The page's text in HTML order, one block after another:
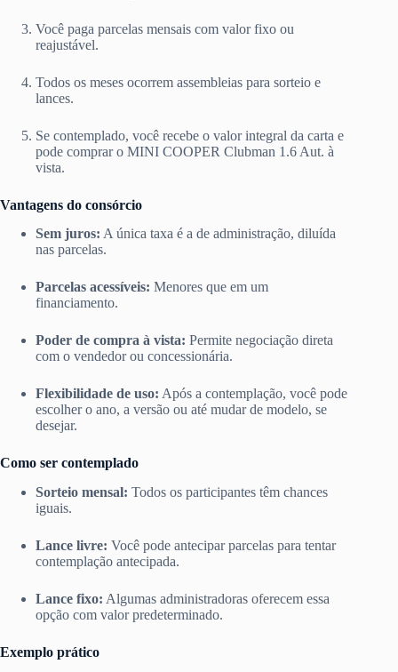
Você paga parcelas mensais com valor fixo ou
reajustável.
Todos os meses ocorrem assembleias para sorteio e
lances.
Se contemplado, você recebe o valor integral da carta e
pode comprar o MINI COOPER Clubman 1.6 Aut. à
vista.
Vantagens do consórcio
Sem juros: A única taxa é a de administração, diluída
nas parcelas.
Parcelas acessíveis: Menores que em um
financiamento.
Poder de compra à vista: Permite negociação direta
com o vendedor ou concessionária.
Flexibilidade de uso: Após a contemplação, você pode
escolher o ano, a versão ou até mudar de modelo, se
desejar.
Como ser contemplado
Sorteio mensal: Todos os participantes têm chances
iguais.
Lance livre: Você pode antecipar parcelas para tentar
contemplação antecipada.
Lance fixo: Algumas administradoras oferecem essa
opção com valor predeterminado.
Exemplo prático